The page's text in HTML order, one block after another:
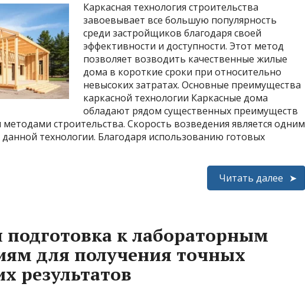
Каркасная технология строительства
завоевывает все большую популярность
среди застройщиков благодаря своей
эффективности и доступности. Этот метод
позволяет возводить качественные жилые
дома в короткие сроки при относительно
невысоких затратах. Основные преимущества
каркасной технологии Каркасные дома
обладают рядом существенных преимуществ
строительства. Скорость возведения является одним
данной технологии. Благодаря использованию готовых
Читать далее
к лабораторным
для получения точных
результатов